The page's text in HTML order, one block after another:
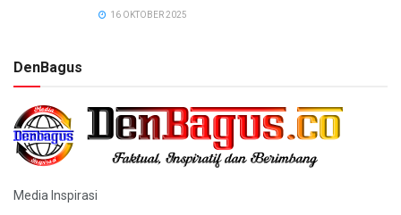
16 OKTOBER 2025
DenBagus
Media Inspirasi